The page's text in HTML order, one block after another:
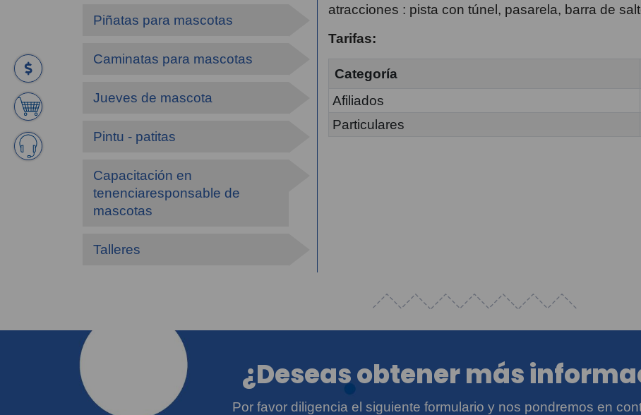
Piñatas para mascotas
Caminatas para mascotas
Jueves de mascota
Pintu - patitas
Capacitación en
tenenciaresponsable de
mascotas
Talleres
atracciones : pista con túnel, pasarela, barra de
Tarifas:
Categoría
Afiliados
Particulares
¿Deseas obtener más
Por favor diligencia el siguiente formulario y nos pondremos en